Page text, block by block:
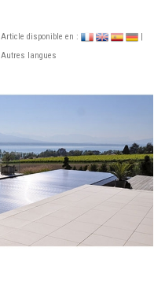
Article disponible en :
Autres langues